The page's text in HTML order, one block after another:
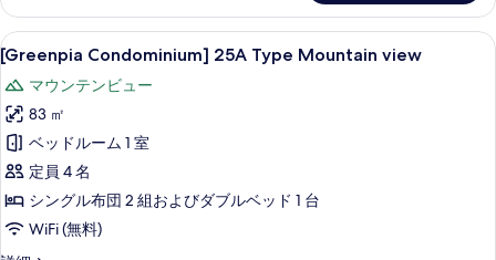
写
真
を
表
示
す
る
Type
の
詳
細
[Greenpia
Condominium]
25A
Type
Mountain
view
の
す
べ
[Greenpia Condominium] 25A Type
6
[Greenpia Condominium] 25A Type Mountain view
マウンテンビュー
83 ㎡
ベッドルーム 1 室
定員 4 名
シングル布団 2 組およびダブルベッド 1 台
WiFi (無料)